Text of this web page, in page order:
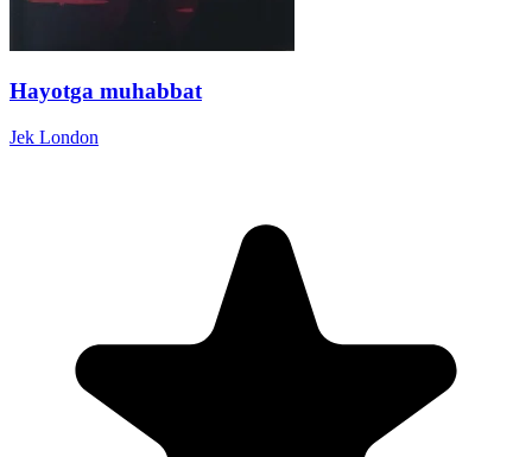
Hayotga muhabbat
Jek London